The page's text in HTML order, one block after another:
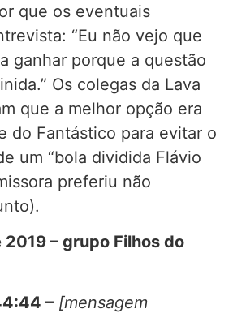
que os eventuais
“Eu não vejo que
ganhar porque a questão
Os colegas da Lava
que a melhor opção era
do Fantástico para evitar o
um “bola dividida Flávio
preferiu não
2019 – grupo Filhos do
– [mensagem